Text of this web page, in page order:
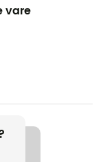
vare